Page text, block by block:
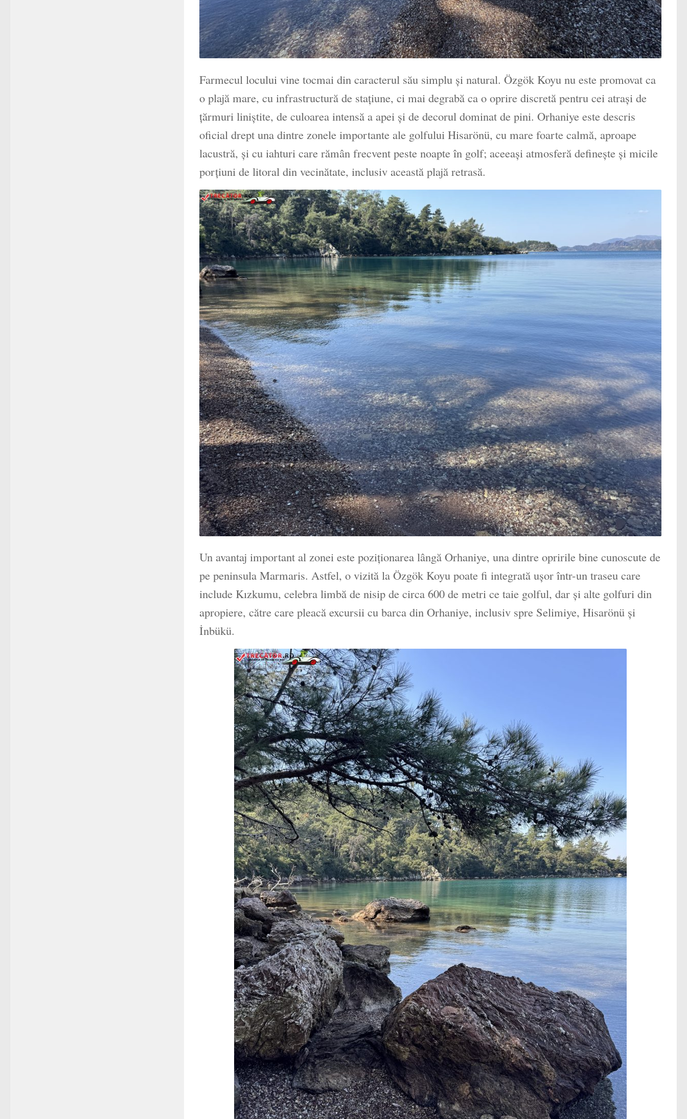
Farmecul locului vine tocmai din caracterul său simplu și natural. Özgök Koyu nu este promovat ca
o plajă mare, cu infrastructură de stațiune, ci mai degrabă ca o oprire discretă pentru cei atrași de
țărmuri liniștite, de culoarea intensă a apei și de decorul dominat de pini. Orhaniye este descris
oficial drept una dintre zonele importante ale golfului Hisarönü, cu mare foarte calmă, aproape
lacustră, și cu iahturi care rămân frecvent peste noapte în golf; aceeași atmosferă definește și micile
porțiuni de litoral din vecinătate, inclusiv această plajă retrasă.
Un avantaj important al zonei este poziționarea lângă Orhaniye, una dintre opririle bine cunoscute de
pe peninsula Marmaris. Astfel, o vizită la Özgök Koyu poate fi integrată ușor într-un traseu care
include Kızkumu, celebra limbă de nisip de circa 600 de metri ce taie golful, dar și alte golfuri din
apropiere, către care pleacă excursii cu barca din Orhaniye, inclusiv spre Selimiye, Hisarönü și
İnbükü.